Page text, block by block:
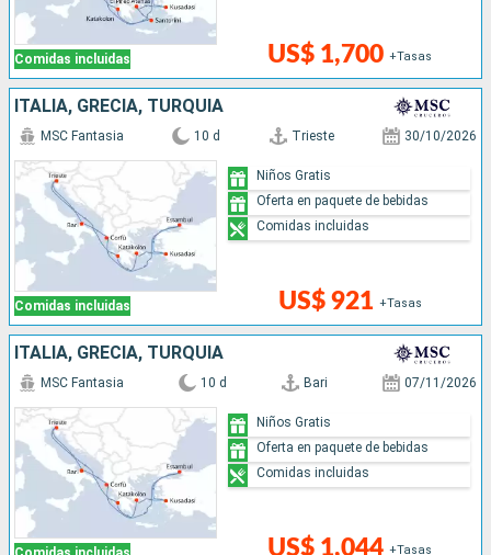
Comidas incluidas US$ 1,700 +Tasas
ITALIA, GRECIA, TURQUÍA
Comidas incluidas
MSC Fantasia 10 d Trieste 30/10/2026
US$ 921 +Tasas
Niños Gratis
Oferta en paquete de bebidas
Comidas incluidas
ITALIA, GRECIA, TURQUÍA
MSC Fantasia 10 d Bari 07/11/2026
US$ 1,044 +Tasas
Niños Gratis
Oferta en paquete de bebidas
Comidas incluidas